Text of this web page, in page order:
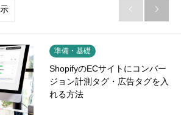
 
準備・基礎
ShopifyのECサイトにコンバー
ジョン計測タグ・広告タグを入
れる方法